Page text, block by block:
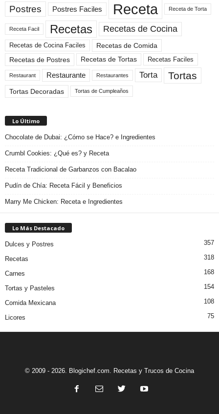
Postres Postres Faciles Receta Receta de Torta
Receta Facil Recetas Recetas de Cocina
Recetas de Cocina Faciles
Recetas de Comida
Recetas de Postres
Recetas de Tortas Recetas Faciles
Restaurant Restaurante Restaurantes Torta Tortas
Tortas Decoradas Tortas de Cumpleaños
Lo Último
Chocolate de Dubai: ¿Cómo se Hace? e Ingredientes
Crumbl Cookies: ¿Qué es? y Receta
Receta Tradicional de Garbanzos con Bacalao
Pudín de Chía: Receta Fácil y Beneficios
Marry Me Chicken: Receta e Ingredientes
Lo Más Destacado
Dulces y Postres 357
Recetas 318
Carnes 168
Tortas y Pasteles 154
Comida Mexicana 108
Licores 75
© 2009 - 2026. Blogichef.com. Recetas y Trucos de Cocina